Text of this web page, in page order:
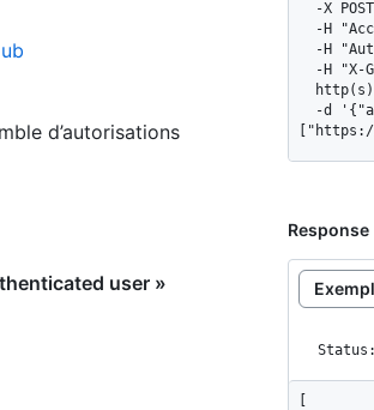
d’autorisations
user »
["https://
Response
[